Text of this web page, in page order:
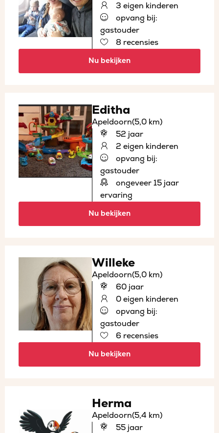
3 eigen kinderen
opvang bij:
gastouder
8 recensies
Nu bekijken
Editha
Apeldoorn(5,0 km)
52 jaar
2 eigen kinderen
opvang bij:
gastouder
ongeveer 15 jaar
ervaring
Nu bekijken
Willeke
Apeldoorn(5,0 km)
60 jaar
0 eigen kinderen
opvang bij:
gastouder
6 recensies
Nu bekijken
Herma
Apeldoorn(5,4 km)
55 jaar